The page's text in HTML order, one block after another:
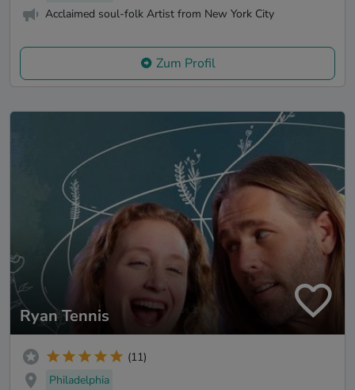
Acclaimed soul-folk Artist from New York City
Zum Profil
Ryan Tennis
(11)
Philadelphia